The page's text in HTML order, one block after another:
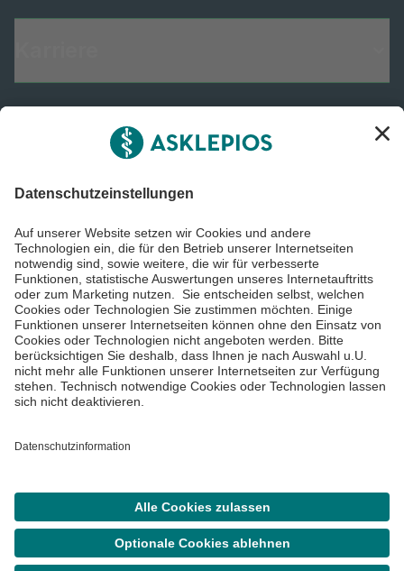
Informiert bleiben
Impressum
Datenschutzinformationen
Barrierefreiheit
©Asklepios Kliniken GmbH & Co. KGaA 2026